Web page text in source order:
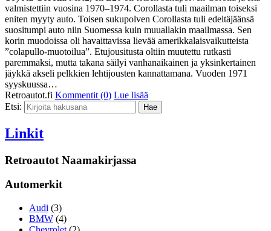
valmistettiin vuosina 1970–1974. Corollasta tuli maailman toiseksi
eniten myyty auto. Toisen sukupolven Corollasta tuli edeltäjäänsä
suositumpi auto niin Suomessa kuin muuallakin maailmassa. Sen
korin muodoissa oli havaittavissa lievää amerikkalaisvaikutteista
”colapullo-muotoilua”. Etujousitusta oltiin muutettu rutkasti
paremmaksi, mutta takana säilyi vanhanaikainen ja yksinkertainen
jäykkä akseli pelkkien lehtijousten kannattamana. Vuoden 1971
syyskuussa…
Retroautot.fi Kommentit (0) Lue lisää
Etsi:
Linkit
Retroautot Naamakirjassa
Automerkit
Audi (3)
BMW (4)